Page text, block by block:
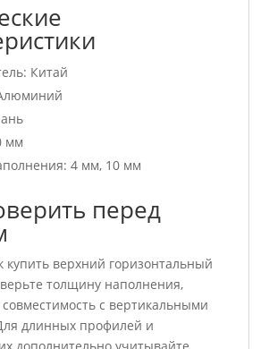
Китай
мм
4 мм, 10 мм
перед
купить верхний горизонтальный
толщину наполнения,
с вертикальными
длинных профилей и